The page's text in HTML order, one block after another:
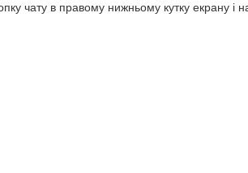
чату в правому нижньому кутку екрану і